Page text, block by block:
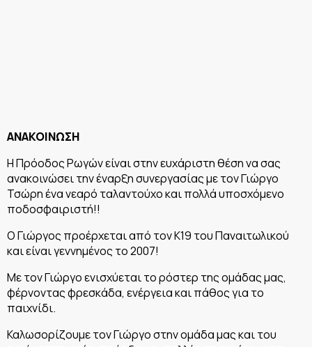
ΑΝΑΚΟΙΝΩΣΗ
Η Πρόοδος Ρωγών είναι στην ευχάριστη θέση να σας
ανακοινώσει την έναρξη συνεργασίας με τον Γιώργο
Τσώρη ένα νεαρό ταλαντούχο και πολλά υποσχόμενο
ποδοσφαιριστή!!
Ο Γιώργος προέρχεται από τον Κ19 του Παναιτωλικού
και είναι γεννημένος το 2007!
Με τον Γιώργο ενισχύεται το ρόστερ της ομάδας μας,
φέρνοντας φρεσκάδα, ενέργεια και πάθος για το
παιχνίδι.
Καλωσορίζουμε τον Γιώργο στην ομάδα μας και του